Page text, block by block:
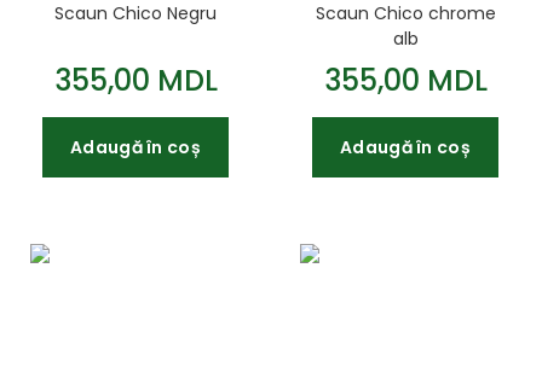
Scaun Chico Negru
355,00 MDL
Adaugă în coș
Scaun Chico chrome
alb
355,00 MDL
Adaugă în coș